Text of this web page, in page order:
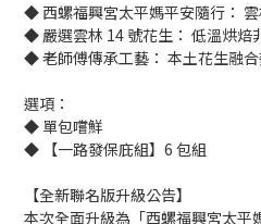
◆ 西螺福興宮太平媽平安隨行：
◆ 嚴選雲林 14 號花生： 低溫烘焙
◆ 老師傅傳承工藝： 本土花生融
選項：
◆ 單包嚐鮮
◆ 【一路發保庇組】6 包組
【全新聯名版升級公告】
本次全面升級為「西螺福興宮太平